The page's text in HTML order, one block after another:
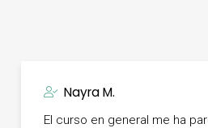
Nayra M.
El curso en general me ha